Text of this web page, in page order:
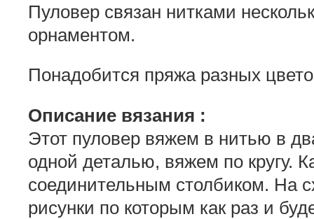
Пуловер связан нитками
орнаментом.
Понадобится пряжа разных
Описание вязания :
Этот пуловер вяжем в нитью в
одной деталью, вяжем по кругу.
соединительным столбиком. На
рисунки по которым как раз и